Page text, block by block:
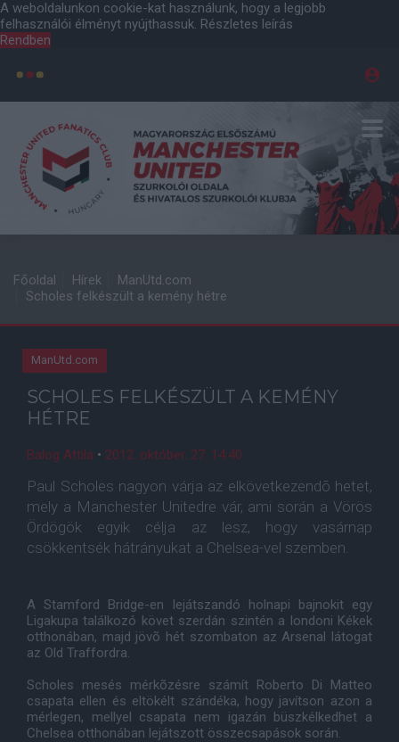
A weboldalunkon cookie-kat használunk, hogy a legjobb
felhasználói élményt nyújthassuk. Részletes leírás
Rendben
Főoldal Hírek
ManUtd.com
Scholes felkészült a kemény hétre
ManUtd.com
SCHOLES FELKÉSZÜLT A KEMÉNY
HÉTRE
Balog Attila • 2012. október. 27. 14:40
Paul Scholes nagyon várja az elkövetkezendõ hetet,
mely a Manchester Unitedre vár, ami során a Vörös
Ördögök egyik célja az lesz, hogy vasárnap
csökkentsék hátrányukat a Chelsea-vel szemben.
A Stamford Bridge-en lejátszandó holnapi bajnokit egy
Ligakupa találkozó követ szerdán szintén a londoni Kékek
otthonában, majd jövõ hét szombaton az Arsenal látogat
az Old Traffordra.
Scholes mesés mérkõzésre számít Roberto Di Matteo
csapata ellen és eltökélt szándéka, hogy javítson azon a
mérlegen, mellyel csapata nem igazán büszkélkedhet a
Chelsea otthonában lejátszott összecsapások során.